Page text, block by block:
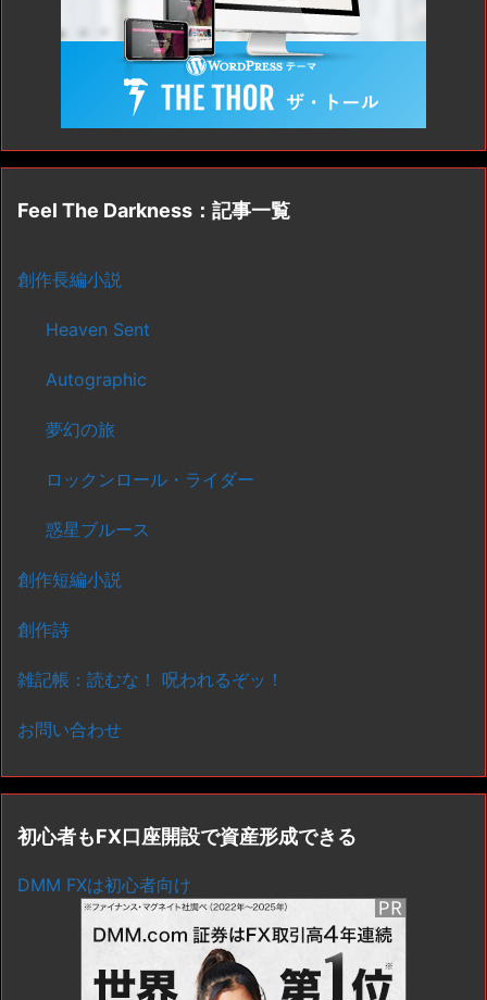
Feel The Darkness：記事一覧
創作長編小説
Heaven Sent
Autographic
夢幻の旅
ロックンロール・ライダー
惑星ブルース
創作短編小説
創作詩
雑記帳：読むな！ 呪われるぞッ！
お問い合わせ
初心者もFX口座開設で資産形成できる
DMM FXは初心者向け